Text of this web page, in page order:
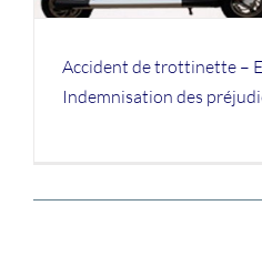
Accident de trottinette –
Indemnisation des